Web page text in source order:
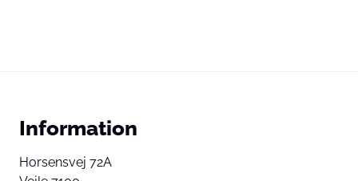
Information
Horsensvej 72A